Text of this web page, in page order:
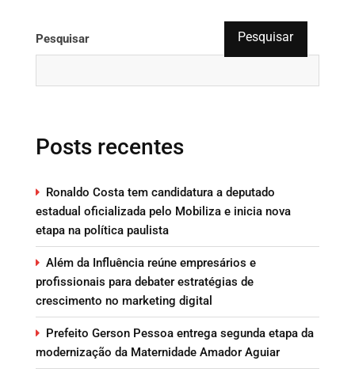
Pesquisar Pesquisar
Posts recentes
Ronaldo Costa tem candidatura a deputado
estadual oficializada pelo Mobiliza e inicia nova
etapa na política paulista
Além da Influência reúne empresários e
profissionais para debater estratégias de
crescimento no marketing digital
Prefeito Gerson Pessoa entrega segunda etapa da
modernização da Maternidade Amador Aguiar